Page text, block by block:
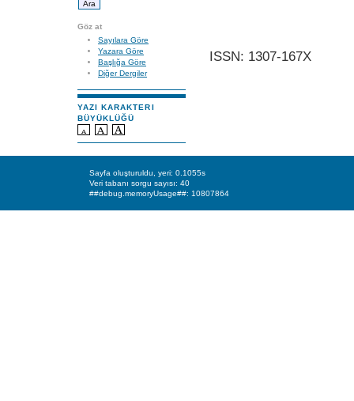
Göz at
Sayılara Göre
Yazara Göre
Başlığa Göre
Diğer Dergiler
YAZI KARAKTERI
BÜYÜKLÜĞÜ
ISSN: 1307-167X
Sayfa oluşturuldu, yeri: 0.1055s
Veri tabanı sorgu sayısı: 40
##debug.memoryUsage##: 10807864